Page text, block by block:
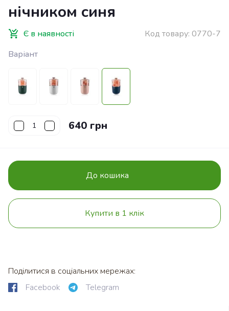
нічником синя
Є в наявності Код товару: 0770-7
Варіант
640 грн
До кошика
Купити в 1 клік
Поділитися в соціальних мережах:
Facebook
Telegram